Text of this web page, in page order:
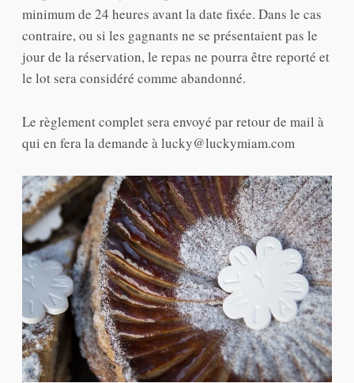
minimum de 24 heures avant la date fixée. Dans le cas
contraire, ou si les gagnants ne se présentaient pas le
jour de la réservation, le repas ne pourra être reporté et
le lot sera considéré comme abandonné.
Le règlement complet sera envoyé par retour de mail à
qui en fera la demande à lucky@luckymiam.com